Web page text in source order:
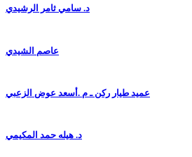
د. سامي ثامر الرشيدي
عاصم الشيدي
عميد طيار ركن ـ م .أسعد عوض الزعبي
د. هيله حمد المكيمي